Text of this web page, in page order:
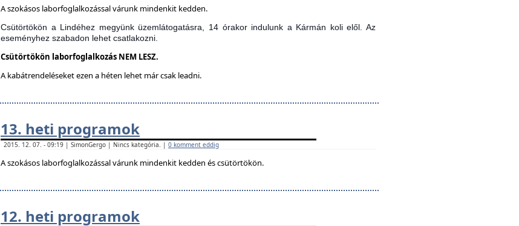
A szokásos laborfoglalkozással várunk mindenkit kedden.
Csütörtökön a Lindéhez megyünk üzemlátogatásra, 14 órakor indulunk a Kármán koli elől. Az
eseményhez szabadon lehet csatlakozni.
Csütörtökön laborfoglalkozás NEM LESZ.
A kabátrendeléseket ezen a héten lehet már csak leadni.
13. heti programok
2015. 12. 07. - 09:19 | SimonGergo | Nincs kategória. | 0 komment eddig
A szokásos laborfoglalkozással várunk mindenkit kedden és csütörtökön.
12. heti programok